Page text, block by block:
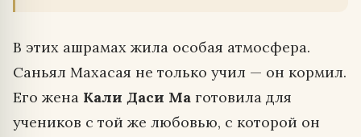
В этих ашрамах жила особая атмосфера.
Саньял Махасая не только учил — он кормил.
Его жена Кали Даси Ма готовила для
учеников с той же любовью, с которой он